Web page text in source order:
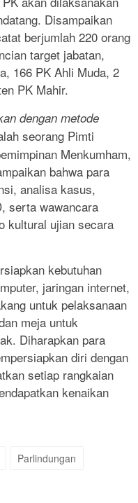
Disampaikan
berjumlah 220 orang
target jabatan,
166 PK Ahli Muda, 2
PK Mahir.
dengan metode
seorang Pimti
Menkumham,
bahwa para
analisa kasus,
serta wawancara
kultural ujian secara
kebutuhan
jaringan internet,
untuk pelaksanaan
meja untuk
Diharapkan para
diri dengan
setiap rangkaian
kenaikan
Parlindungan